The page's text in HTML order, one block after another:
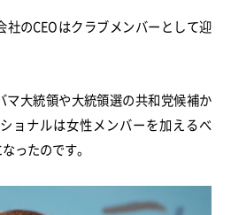
のCEOはクラブメンバーとして迎
マ大統領や大統領選の共和党候補か
ョナルは女性メンバーを加えるべ
ったのです。